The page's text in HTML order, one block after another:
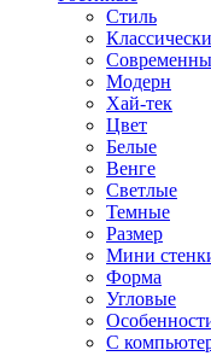
Стиль
Модерн
Хай-тек
Цвет
Белые
Венге
Светлые
Темные
Размер
Мини
Форма
Угловые
С